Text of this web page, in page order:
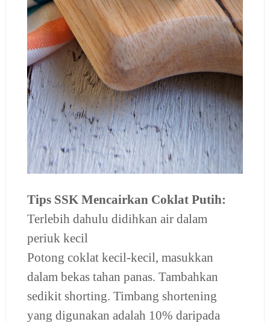
Tips SSK Mencairkan Coklat Putih:
Terlebih dahulu didihkan air dalam
periuk kecil
Potong coklat kecil-kecil, masukkan
dalam bekas tahan panas. Tambahkan
sedikit shorting. Timbang shortening
yang digunakan adalah 10% daripada